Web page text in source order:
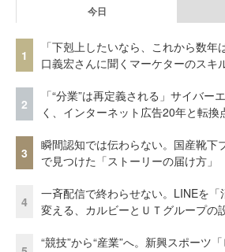
今日
1
「下剋上したいなら、これから数年
口義宏さんに聞くマーケターのスキ
2
「“分業”は再定義される」サイバー
く、インターネット広告20年と転換
3
瞬間認知では伝わらない。国産靴下
で見つけた「ストーリーの届け方」
4
一斉配信で終わらせない。LINEを「
変える、カルビーとＵＴグループの
“競技”から“産業”へ。新興スポーツ